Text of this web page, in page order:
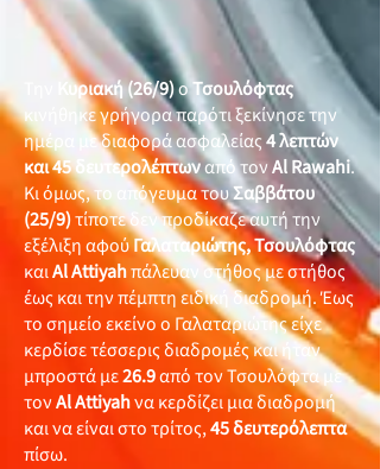
Κυριακή (26/9)οΤσουλόφτας
κινήθηκε γρήγορα παρότι ξεκίνησε την
ημέρα με διαφορά ασφαλείας4 λεπτών
και 45 δευτερολέπτωναπό τονAl Rawahi.
Κι όμως, το απόγευμα τουΣαββάτου
(25/9)τίποτε δεν προδίκαζε αυτή την
εξέλιξη αφούΓαλαταριώτης, Τσουλόφτας
καιAl Attiyahπάλευαν στήθος με στήθος
έως και την πέμπτη ειδική διαδρομή. Έως
το σημείο εκείνο ο Γαλαταριώτης είχε
κερδίσε τέσσερις διαδρομές και ήταν
μπροστά με26.9από τον Τσουλόφτα με
τονAl Attiyahνα κερδίζει μια διαδρομή
και να είναι στο τρίτος,45δευτερόλεπτα
πίσω.